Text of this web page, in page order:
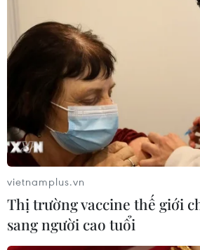
vietnamplus.vn
Thị trường vaccine thế giới
sang người cao tuổi